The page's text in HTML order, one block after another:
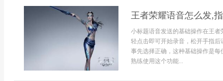
王者荣耀语音怎么发,
小标题语音发送的基础操作在王
轻点击即可开始录音，松开手指
事先选择正确，这种基础操作是
熟练使用这个功能...